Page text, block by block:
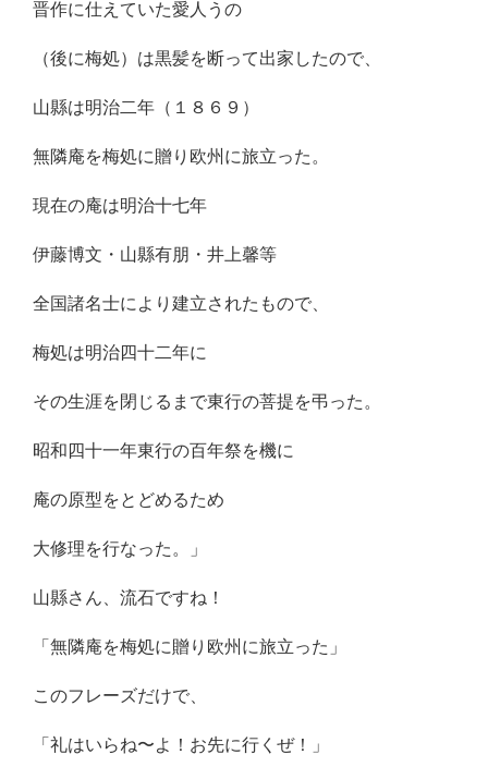
晋作に仕えていた愛人うの
（後に梅処）は黒髪を断って出家したので、
山縣は明治二年（１８６９）
無隣庵を梅処に贈り欧州に旅立った。
現在の庵は明治十七年
伊藤博文・山縣有朋・井上馨等
全国諸名士により建立されたもので、
梅処は明治四十二年に
その生涯を閉じるまで東行の菩提を弔った。
昭和四十一年東行の百年祭を機に
庵の原型をとどめるため
大修理を行なった。」
山縣さん、流石ですね！
「無隣庵を梅処に贈り欧州に旅立った」
このフレーズだけで、
「礼はいらね〜よ！お先に行くぜ！」